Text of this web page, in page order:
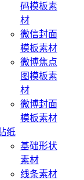
码模板素
材
微信封面
模板素材
微博焦点
图模板素
材
微博封面
模板素材
纸
基础形状
素材
线条素材